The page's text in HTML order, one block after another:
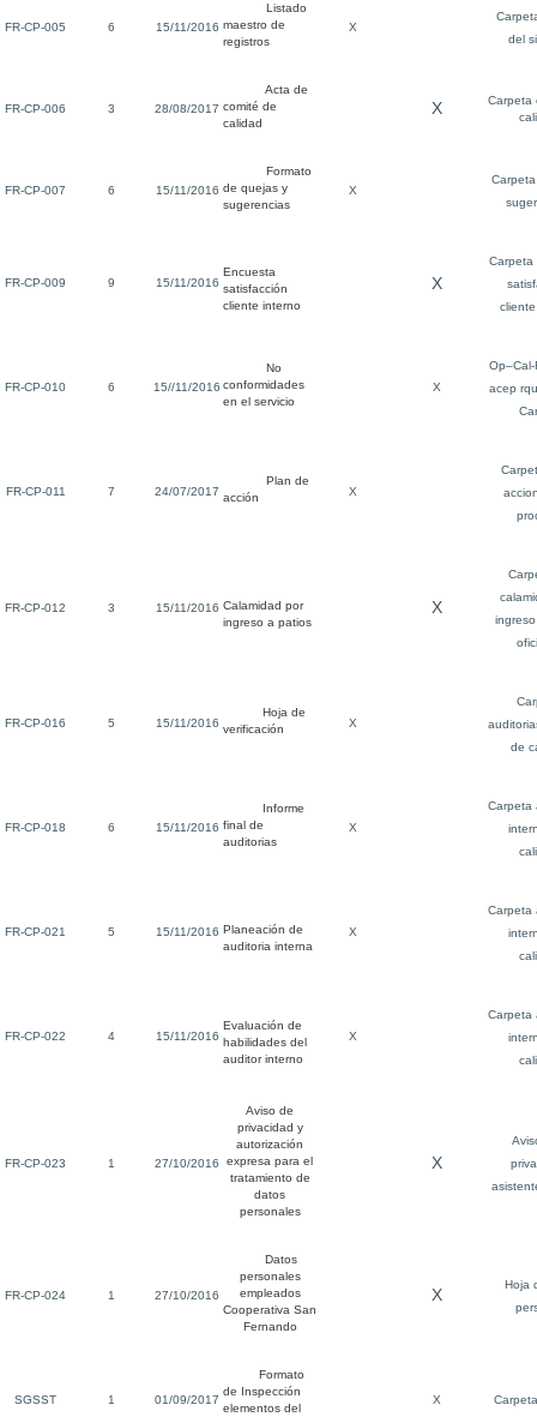
FR-CP-005 6 15/11/2016
Listado
maestro de
registros
X
del
FR-CP-006 3 28/08/2017
Acta de
comité de
calidad
X
Carpeta
FR-CP-007 6 15/11/2016
Formato
de quejas y
sugerencias
X
FR-CP-009 9 15/11/2016
Encuesta
satisfacción
cliente interno
X
Carpeta
FR-CP-010 6 15//11/2016
No
conformidades
en el servicio
X
acep
FR-CP-011 7 24/07/2017
Plan de
acción
X
FR-CP-012 3 15/11/2016 Calamidad por
ingreso a patios
X
FR-CP-016 5 15/11/2016
Hoja de
verificación
X
de
FR-CP-018 6 15/11/2016
Informe
final de
auditorias
X
Carpeta
FR-CP-021 5 15/11/2016 Planeación de
auditoria interna
X
Carpeta
FR-CP-022 4 15/11/2016
Evaluación de
habilidades del
auditor interno
X
Carpeta
FR-CP-023 1 27/10/2016
Aviso de
privacidad y
autorización
expresa para el
tratamiento de
datos
personales
X
FR-CP-024 1 27/10/2016
Datos
personales
empleados
Cooperativa San
Fernando
X
Hoja
SGSST 1 01/09/2017
Formato
de Inspección
elementos del
X